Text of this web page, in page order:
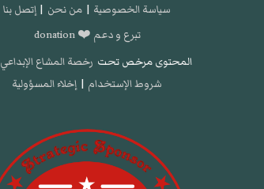
سياسة الخصوصية | من نحن | إتصل بنا
تبرع و دعم ❤️ donation
المحتوى مرخص تحت رخصة المشاع الإبداعي 3.0
شروط الإستخدام | إخلاء المسؤولية